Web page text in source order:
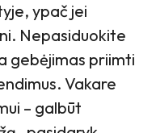
ypač jei
Nepasiduokite
gebėjimas priimti
Vakare
– galbūt